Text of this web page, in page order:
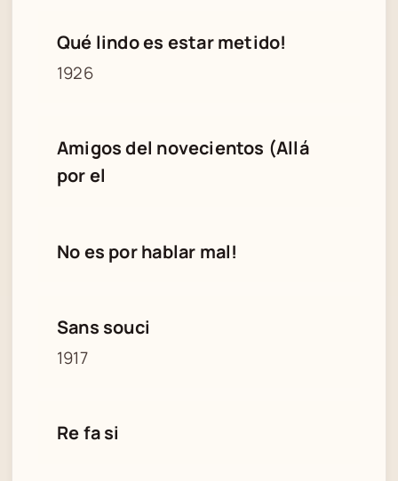
Qué lindo es estar metido!
1926
Amigos del novecientos (Allá
por el
No es por hablar mal!
Sans souci
1917
Re fa si